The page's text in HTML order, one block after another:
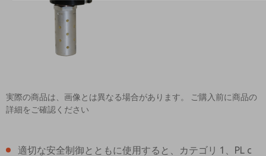
実際の商品は、画像とは異なる場合があります。 ご購入前に商品の
詳細をご確認ください
適切な安全制御とともに使用すると、カテゴリ 1、PL c